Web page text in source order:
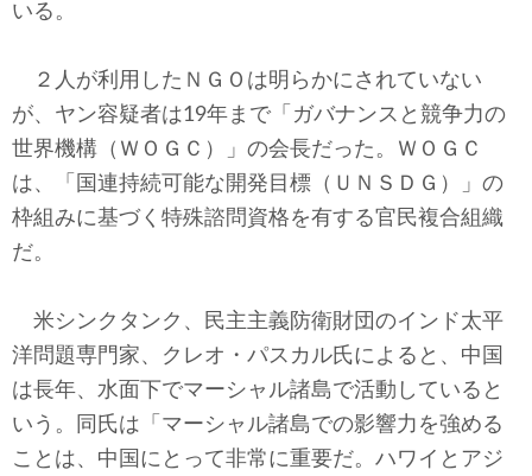
いる。
２人が利用したＮＧＯは明らかにされていない
が、ヤン容疑者は19年まで「ガバナンスと競争力の
世界機構（ＷＯＧＣ）」の会長だった。ＷＯＧＣ
は、「国連持続可能な開発目標（ＵＮＳＤＧ）」の
枠組みに基づく特殊諮問資格を有する官民複合組織
だ。
米シンクタンク、民主主義防衛財団のインド太平
洋問題専門家、クレオ・パスカル氏によると、中国
は長年、水面下でマーシャル諸島で活動していると
いう。同氏は「マーシャル諸島での影響力を強める
ことは、中国にとって非常に重要だ。ハワイとアジ